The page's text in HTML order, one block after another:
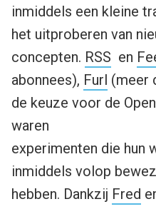
inmiddels een kleine
het uitproberen van
concepten. RSS en
abonnees), Furl (meer
de keuze voor de
waren
experimenten die hun
inmiddels volop
hebben. Dankzij Fred